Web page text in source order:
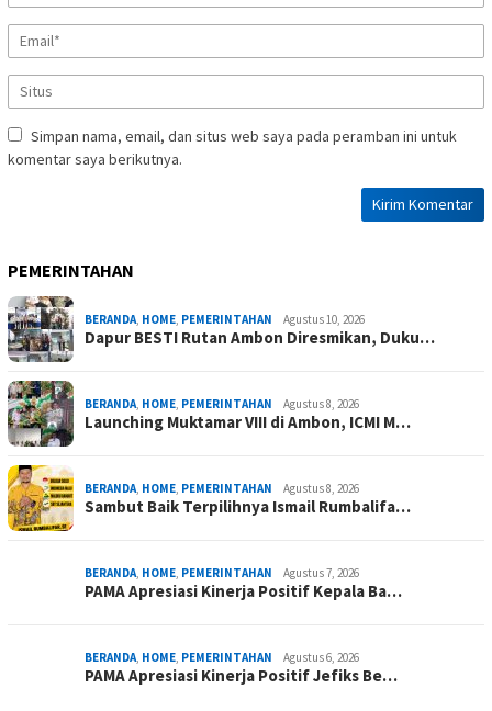
Simpan nama, email, dan situs web saya pada peramban ini untuk
komentar saya berikutnya.
PEMERINTAHAN
BERANDA, HOME, PEMERINTAHAN Agustus 10, 2026
Dapur BESTI Rutan Ambon Diresmikan, Duku…
BERANDA, HOME, PEMERINTAHAN Agustus 8, 2026
Launching Muktamar VIII di Ambon, ICMI M…
BERANDA, HOME, PEMERINTAHAN Agustus 8, 2026
Sambut Baik Terpilihnya Ismail Rumbalifa…
BERANDA, HOME, PEMERINTAHAN Agustus 7, 2026
PAMA Apresiasi Kinerja Positif Kepala Ba…
BERANDA, HOME, PEMERINTAHAN Agustus 6, 2026
PAMA Apresiasi Kinerja Positif Jefiks Be…